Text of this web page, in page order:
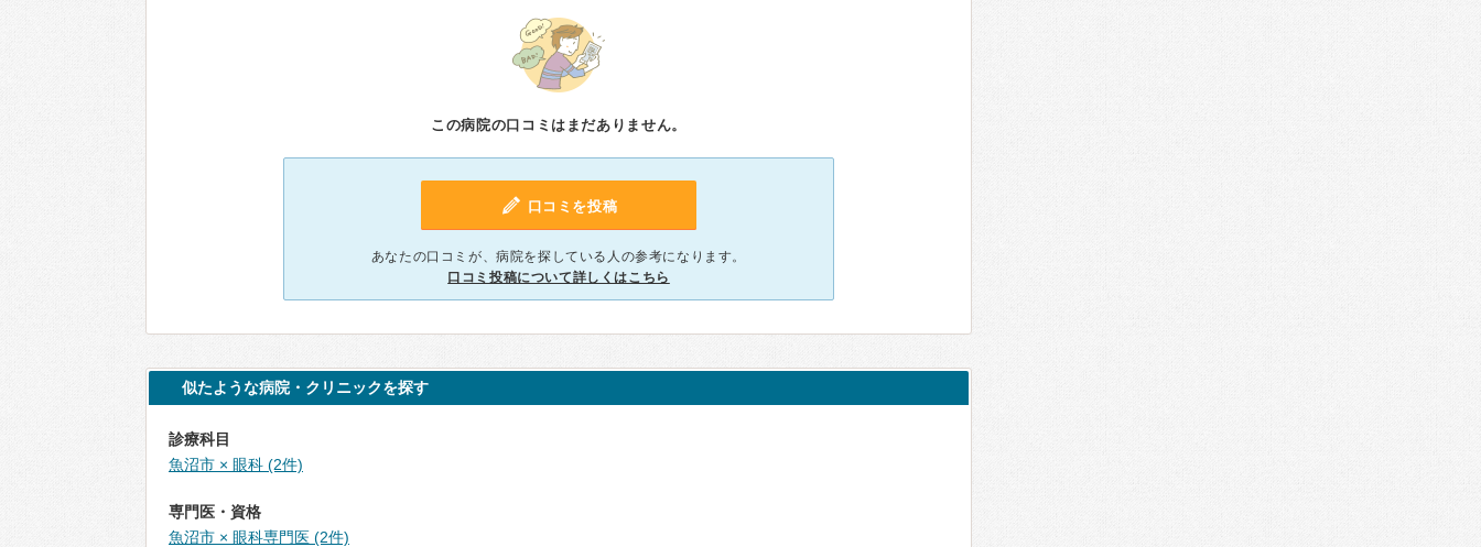
この病院の口コミはまだありません。
口コミを投稿
あなたの口コミが、病院を探している人の参考になります。
口コミ投稿について詳しくはこちら
似たような病院・クリニックを探す
診療科目
魚沼市 × 眼科 (2件)
専門医・資格
魚沼市 × 眼科専門医 (2件)